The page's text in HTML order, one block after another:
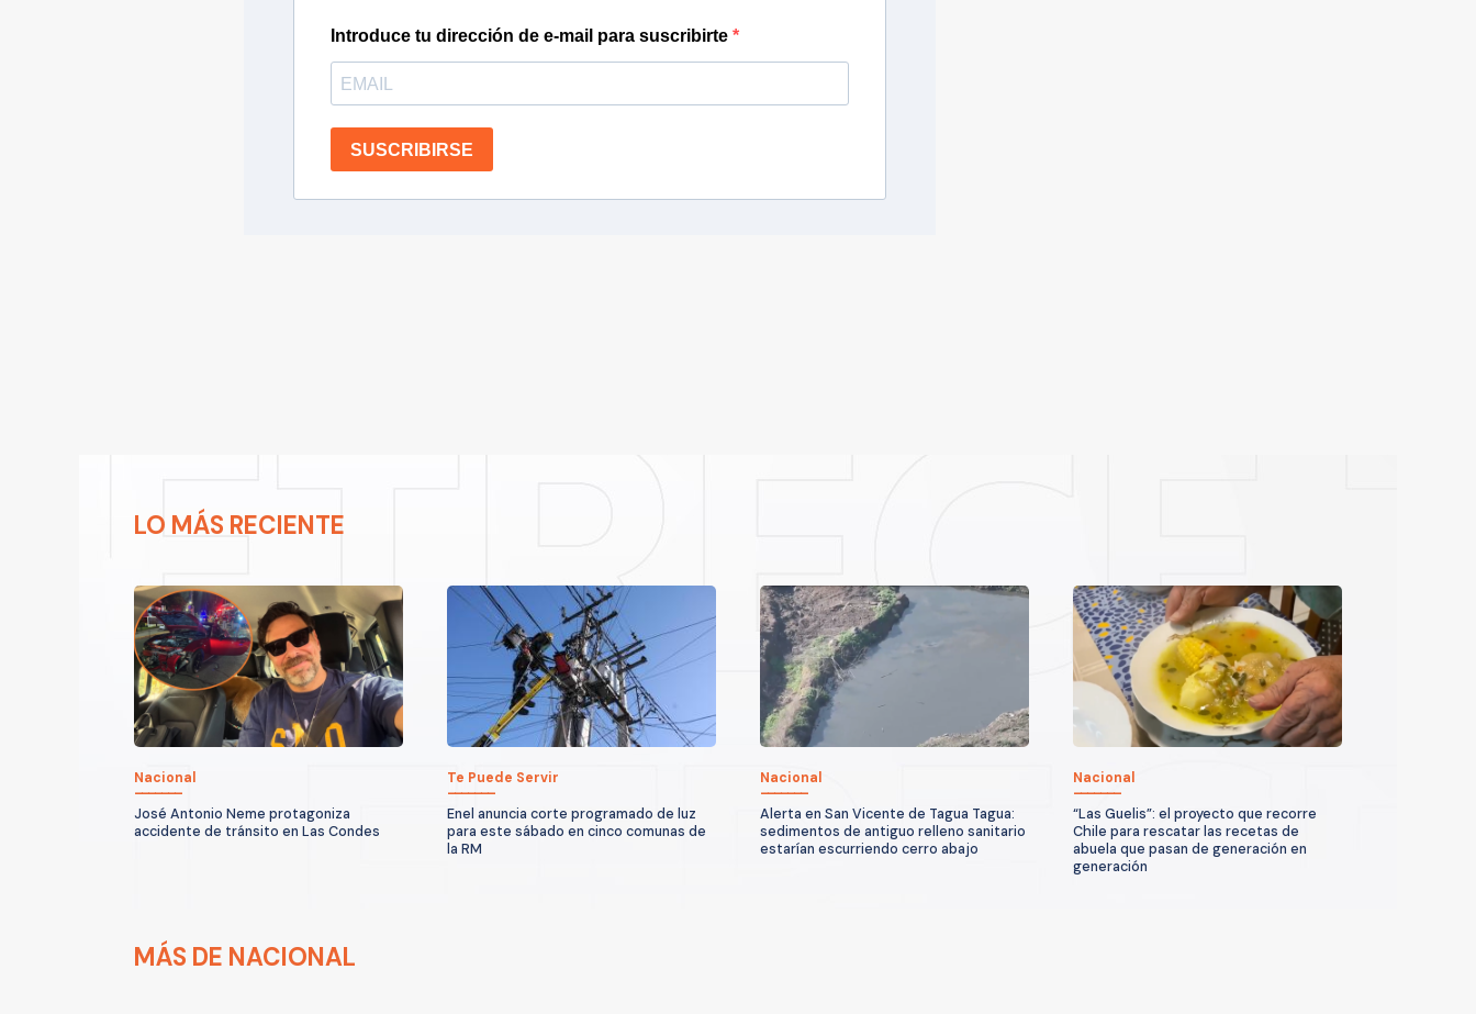
Introduce tu dirección de e-mail para suscribirte
SUSCRIBIRSE
LO MÁS RECIENTE
Nacional
José Antonio Neme protagoniza
accidente de tránsito en Las Condes
Te Puede Servir
Enel anuncia corte programado de luz
para este sábado en cinco comunas de
la RM
Nacional
Alerta en San Vicente de Tagua Tagua:
sedimentos de antiguo relleno sanitario
estarían escurriendo cerro abajo
Nacional
“Las Guelis”: el proyecto que recorre
Chile para rescatar las recetas de
abuela que pasan de generación en
generación
MÁS DE NACIONAL